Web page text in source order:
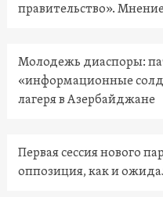
правительство».
Молодежь диаспоры:
«информационные
лагеря в Азербайджане
Первая сессия нового
оппозиция, как и